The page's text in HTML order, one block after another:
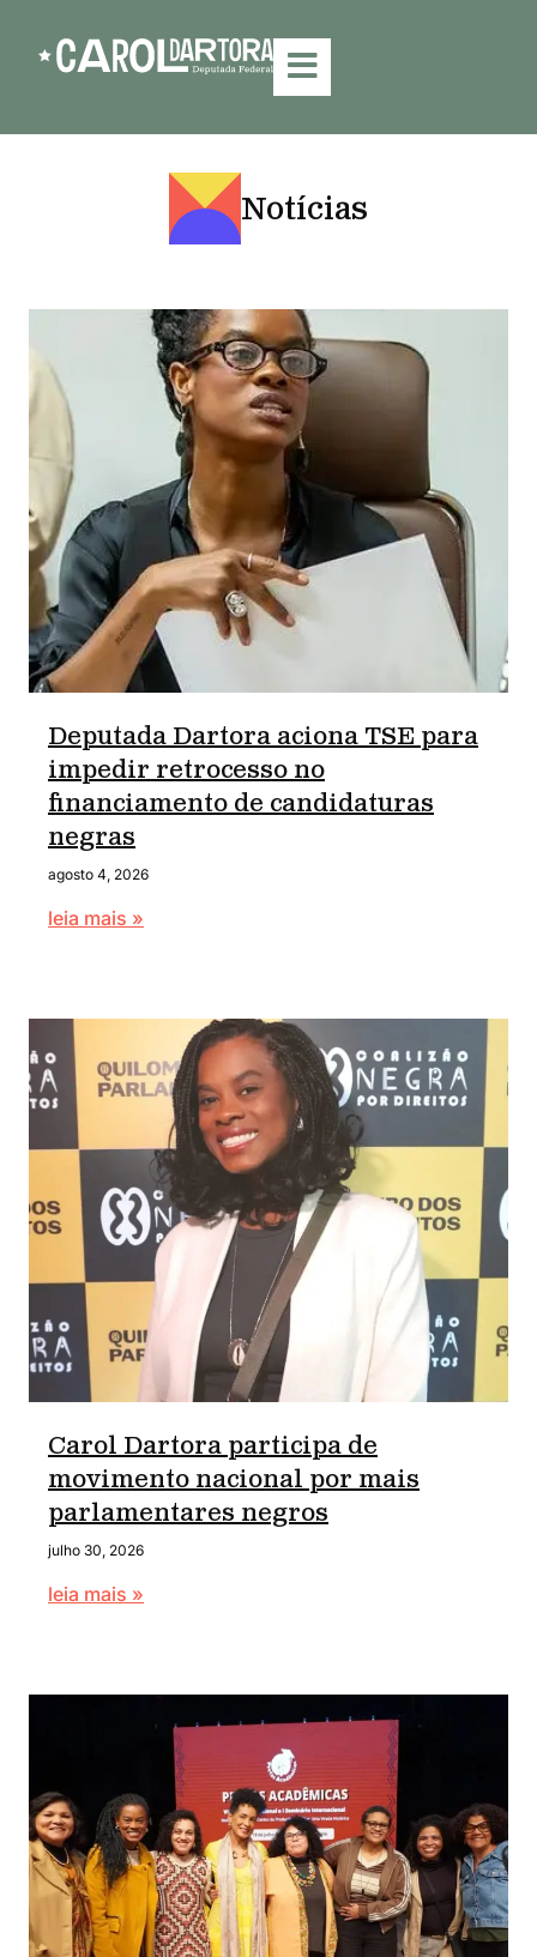
Notícias
Deputada Dartora aciona TSE para
impedir retrocesso no
financiamento de candidaturas
negras
agosto 4, 2026
leia mais »
Carol Dartora participa de
movimento nacional por mais
parlamentares negros
julho 30, 2026
leia mais »